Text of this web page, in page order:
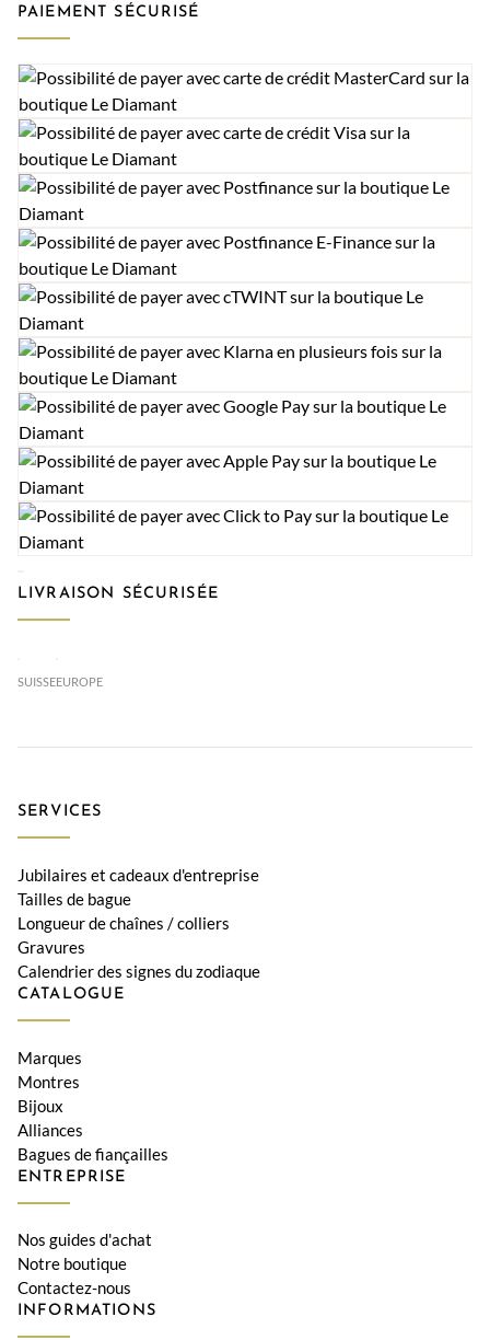
PAIEMENT SÉCURISÉ
LIVRAISON SÉCURISÉE
SUISSEEUROPE
SERVICES
Jubilaires et cadeaux d'entreprise
Tailles de bague
Longueur de chaînes / colliers
Gravures
Calendrier des signes du zodiaque
CATALOGUE
Marques
Montres
Bijoux
Alliances
Bagues de fiançailles
ENTREPRISE
Nos guides d'achat
Notre boutique
Contactez-nous
INFORMATIONS